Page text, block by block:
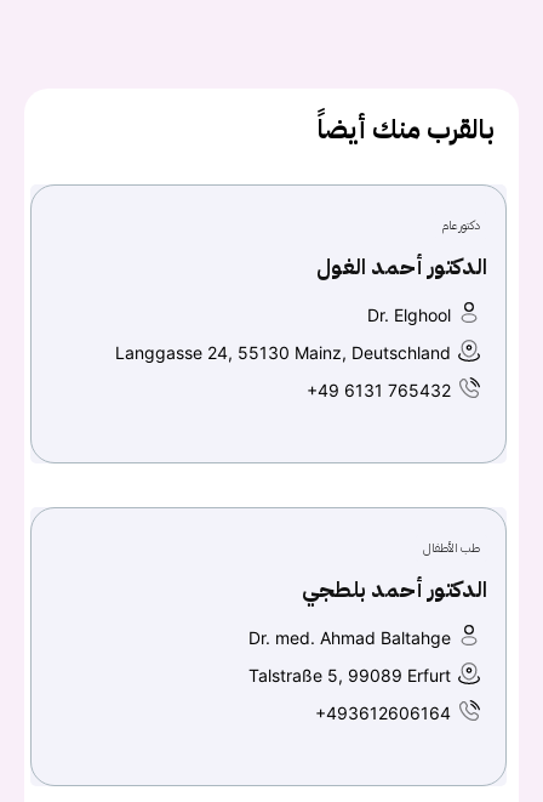
بالقرب منك أيضاً
دكتور عام
الدكتور أحمد الغول
Dr. Elghool
Langgasse 24, 55130 Mainz, Deutschland
+49 6131 765432
طب الأطفال
الدكتور أحمد بلطجي
Dr. med. Ahmad Baltahge
Talstraße 5, 99089 Erfurt
+493612606164